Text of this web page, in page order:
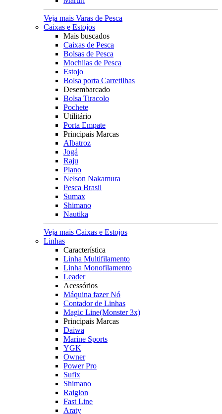
Veja mais Varas de Pesca
Caixas e Estojos
Mais buscados
Caixas de Pesca
Bolsas de Pesca
Mochilas de Pesca
Estojo
Bolsa porta Carretilhas
Desembarcado
Bolsa Tiracolo
Pochete
Utilitário
Porta Empate
Principais Marcas
Albatroz
Jogá
Raju
Plano
Nelson Nakamura
Pesca Brasil
Sumax
Shimano
Nautika
Veja mais Caixas e Estojos
Linhas
Característica
Linha Multifilamento
Linha Monofilamento
Leader
Acessórios
Máquina fazer Nó
Contador de Linhas
Magic Line(Monster 3x)
Principais Marcas
Daiwa
Marine Sports
YGK
Owner
Power Pro
Sufix
Shimano
Raiglon
Fast Line
Araty